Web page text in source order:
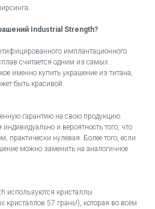
Industrial Strength?
имплантационного
считается одним из самых
именно купить украшение из титана,
быть красивой.
гарантию на свою продукцию.
и вероятность того, что
практически нулевая. Более того, если
можно заменить на аналогичное
используются кристаллы
кристаллов 57 грань!), которая во всём